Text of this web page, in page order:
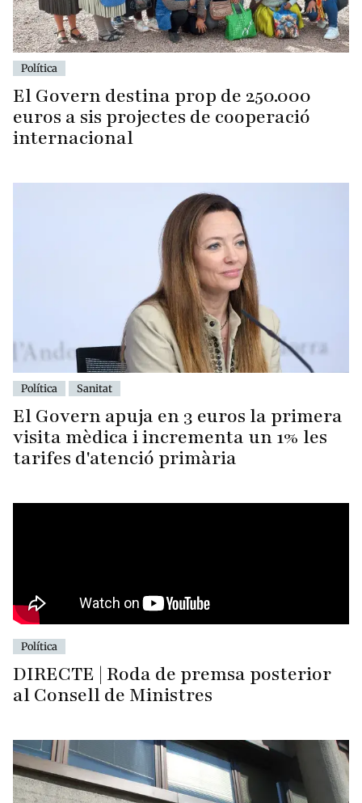
Política
El Govern destina prop de 250.000
euros a sis projectes de cooperació
internacional
Política Sanitat
El Govern apuja en 3 euros la primera
visita mèdica i incrementa un 1% les
tarifes d'atenció primària
Política
DIRECTE | Roda de premsa posterior
al Consell de Ministres